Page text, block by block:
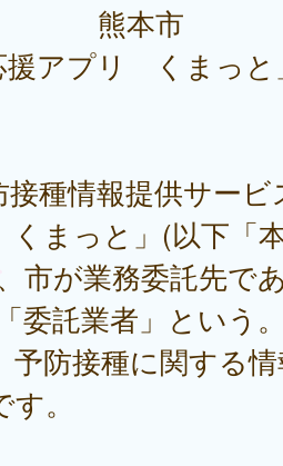
熊本市
援アプリ くまっと
種情報提供サービ
まっと」(以下「
市が業務委託先で
委託業者」という
予防接種に関する
。